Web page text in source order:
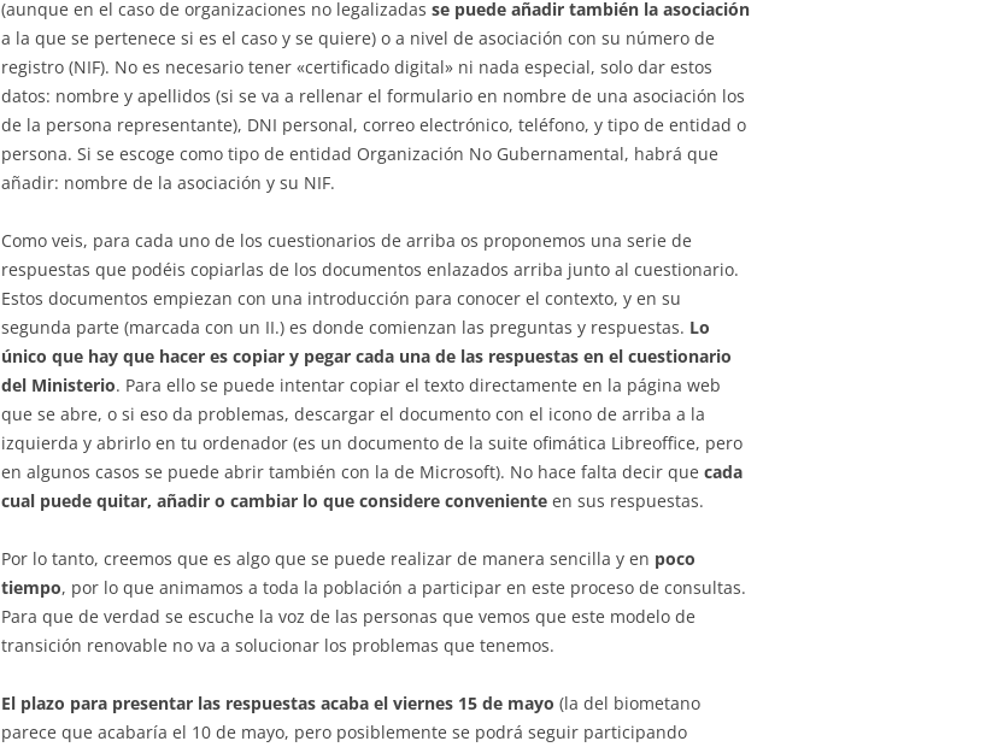
(aunque en el caso de organizaciones no legalizadasse puede añadir también la asociación
a la que se pertenece si es el caso y se quiere) o a nivel de asociación con su número de
registro (NIF). No es necesario tener «certificado digital» ni nada especial, solo dar estos
datos: nombre y apellidos (si se va a rellenar el formulario en nombre de una asociación los
de la persona representante), DNI personal, correo electrónico, teléfono, y tipo de entidad o
persona. Si se escoge como tipo de entidad Organización No Gubernamental, habrá que
añadir: nombre de la asociación y su NIF.
Como veis, para cada uno de los cuestionarios de arriba os proponemos una serie de
respuestas que podéis copiarlas de los documentos enlazados arriba junto al cuestionario.
Estos documentos empiezan con una introducción para conocer el contexto, y en su
segunda parte (marcada con un II.) es donde comienzan las preguntas y respuestas. Lo
único que hay que hacer es copiar y pegar cada una de las respuestas en el cuestionario
del Ministerio. Para ello se puede intentar copiar el texto directamente en la página web
que se abre, o si eso da problemas, descargar el documento con el icono de arriba a la
izquierda y abrirlo en tu ordenador (es un documento de la suite ofimática Libreoffice, pero
en algunos casos se puede abrir también con la de Microsoft). No hace falta decir quecada
cual puede quitar, añadir o cambiar lo que considere conveniente en sus respuestas.
Por lo tanto, creemos que es algo que se puede realizar de manera sencilla y en poco
tiempo, por lo que animamos a toda la población a participar en este proceso de consultas.
Para que de verdad se escuche la voz de las personas que vemos que este modelo de
transición renovable no va a solucionar los problemas que tenemos.
El plazo para presentar las respuestas acaba el viernes 15 de mayo (la del biometano
parece que acabaría el 10 de mayo, pero posiblemente se podrá seguir participando